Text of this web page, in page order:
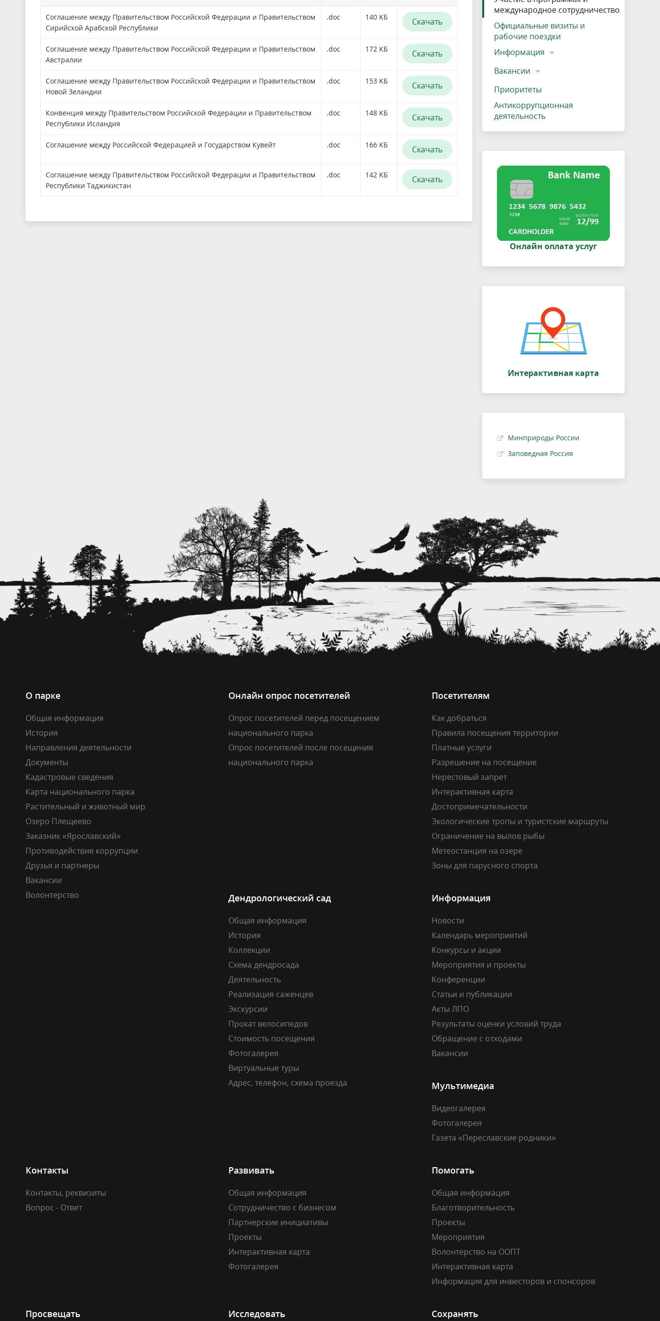
Соглашение между Правительством Российской Федерации и Правительством
Сирийской Арабской Республики
.doc 140 KБ Скачать
Соглашение между Правительством Российской Федерации и Правительством
Австралии
.doc 172 KБ Скачать
Соглашение между Правительством Российской Федерации и Правительством
Новой Зеландии
.doc 153 KБ Скачать
Конвенция между Правительством Российской Федерации и Правительством
Республики Исландия
.doc 148 KБ Скачать
Соглашение между Российской Федерацией и Государством Кувейт .doc 166 KБ Скачать
Соглашение между Правительством Российской Федерации и Правительством
Республики Таджикистан
.doc 142 KБ Скачать
международное сотрудничество
Официальные визиты и
рабочие поездки
Информация
Вакансии
Приоритеты
Антикоррупционная
деятельность
Онлайн оплата услуг
Интерактивная карта
Минприроды России
Заповедная Россия
О парке
Общая информация
История
Направления деятельности
Документы
Кадастровые сведения
Карта национального парка
Растительный и животный мир
Озеро Плещеево
Заказник «Ярославский»
Противодействие коррупции
Друзья и партнеры
Вакансии
Волонтерство
Онлайн опрос посетителей
Опрос посетителей перед посещением
национального парка
Опрос посетителей после посещения
национального парка
Посетителям
Как добраться
Правила посещения территории
Платные услуги
Разрешение на посещение
Нерестовый запрет
Интерактивная карта
Достопримечательности
Экологические тропы и туристские маршруты
Ограничение на вылов рыбы
Метеостанция на озере
Зоны для парусного спорта
Дендрологический сад
Общая информация
История
Коллекции
Схема дендросада
Деятельность
Реализация саженцев
Экскурсии
Прокат велосипедов
Стоимость посещения
Фотогалерея
Виртуальные туры
Адрес, телефон, схема проезда
Информация
Новости
Календарь мероприятий
Конкурсы и акции
Мероприятия и проекты
Конференции
Статьи и публикации
Акты ЛПО
Результаты оценки условий труда
Обращение с отходами
Вакансии
Мультимедиа
Видеогалерея
Фотогалерея
Газета «Переславские родники»
Контакты
Контакты, реквизиты
Вопрос - Ответ
Развивать
Общая информация
Сотрудничество с бизнесом
Партнерские инициативы
Проекты
Интерактивная карта
Фотогалерея
Помогать
Общая информация
Благотворительность
Проекты
Мероприятия
Волонтерство на ООПТ
Интерактивная карта
Информация для инвесторов и спонсоров
Просвещать Исследовать Сохранять